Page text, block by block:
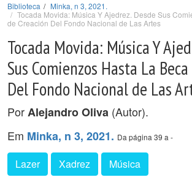
Biblioteca
Minka, n 3, 2021.
Tocada Movida: Música Y Ajedrez. Desde Sus
de Creación Del Fondo Nacional de Las Artes
Tocada Movida: Música Y
Sus Comienzos Hasta La
Del Fondo Nacional de Las
PorAlejandro Oliva (Autor).
Em Minka, n 3, 2021. Da página 39 a -
Lazer Xadrez Música